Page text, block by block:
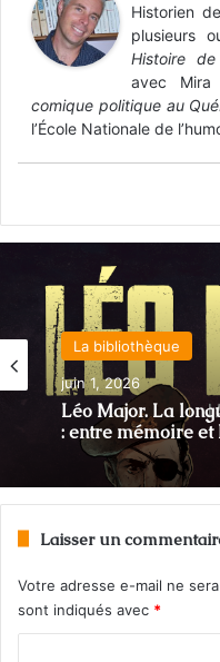
Historien
plusieurs
Histoire
avec Mira
comique politique au
l’École Nationale de
La bibliothèque
juin 1, 2026
Léo Major. La
: entre mémoire
Laisser un
Votre adresse e-mail ne
sont indiqués avec *